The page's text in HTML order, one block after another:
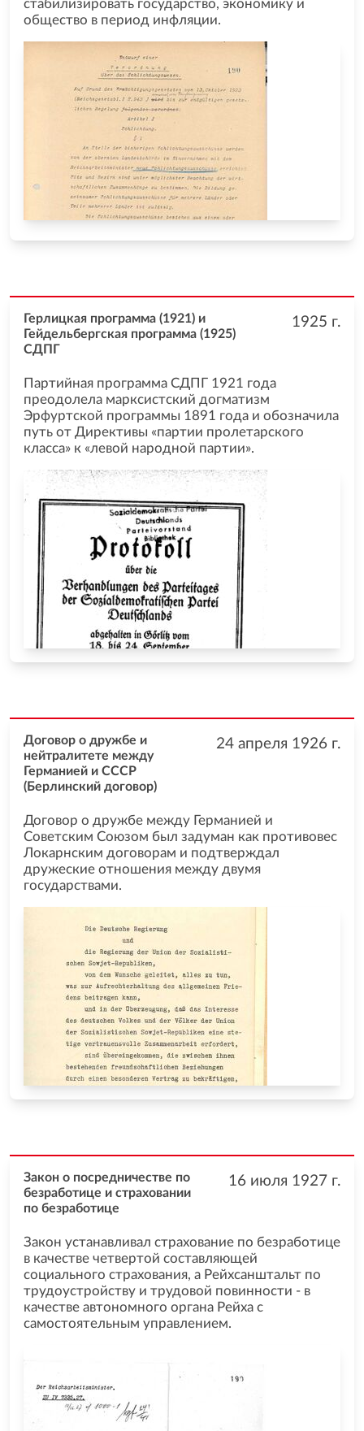
стабилизировать государство, экономику и
общество в период инфляции.
1925 г.
Герлицкая программа (1921) и
Гейдельбергская программа (1925)
СДПГ
Партийная программа СДПГ 1921 года
преодолела марксистский догматизм
Эрфуртской программы 1891 года и обозначила
путь от Директивы «партии пролетарского
класса» к «левой народной партии».
24 апреля 1926 г.
Договор о дружбе и
нейтралитете между
Германией и СССР
(Берлинский договор)
Договор о дружбе между Германией и
Советским Союзом был задуман как противовес
Локарнским договорам и подтверждал
дружеские отношения между двумя
государствами.
16 июля 1927 г.
Закон о посредничестве по
безработице и страховании
по безработице
Закон устанавливал страхование по безработице
в качестве четвертой составляющей
социального страхования, а Рейхсанштальт по
трудоустройству и трудовой повинности - в
качестве автономного органа Рейха с
самостоятельным управлением.